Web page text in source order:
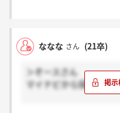
ななな さん (21卒)
＞ぞースさん
マイナビから採用再開